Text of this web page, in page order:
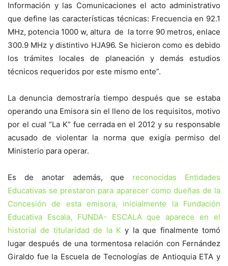
Información y las Comunicaciones el acto administrativo
que define las características técnicas: Frecuencia en 92.1
MHz, potencia 1000 w, altura de la torre 90 metros, enlace
300.9 MHz y distintivo HJA96. Se hicieron como es debido
los trámites locales de planeación y demás estudios
técnicos requeridos por este mismo ente”.
La denuncia demostraría tiempo después que se estaba
operando una Emisora sin el lleno de los requisitos, motivo
por el cual “La K” fue cerrada en el 2012 y su responsable
acusado de violentar la norma que exigía permiso del
Ministerio para operar.
Es de anotar además, que reconocidas Entidades
Educativas se prestaron para aparecer como dueñas de la
Concesión de esta emisora, inicialmente la Fundación
Educativa Escala, FUNDA- ESCALA que aparece en el
historial de titularidad de la K y la que finalmente tomó
lugar después de una tormentosa relación con Fernández
Giraldo fue la Escuela de Tecnologías de Antioquia ETA y